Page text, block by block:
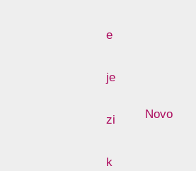
Novo